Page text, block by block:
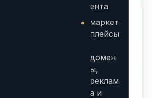
ента
маркет
плейсы
,
домен
ы,
реклам
а и